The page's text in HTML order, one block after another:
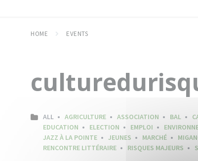
HOME EVENTS
ALL AGRICULTURE ASSOCIATION BAL
EDUCATION
ELECTION EMPLOI
JAZZ À LA POINTE
JEUNES MARCHÉ
RENCONTRE LITTÉRAIRE
RISQUES MAJEURS